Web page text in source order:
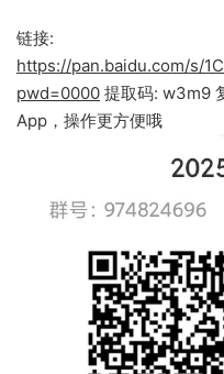
链接:
https://pan.baidu.com/s/
pwd=0000 提取码: w3m9
App，操作更方便哦